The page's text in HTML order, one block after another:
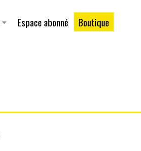
principal
Espace abonné Boutique